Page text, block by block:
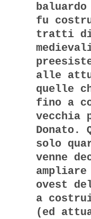
fu
tratti di
alle
quelle
fino a
vecchia
Donato.
solo
venne
ovest
a
(ed